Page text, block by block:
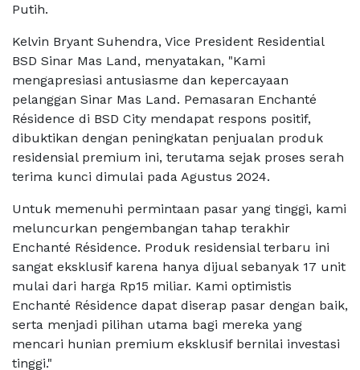
Putih.
Kelvin Bryant Suhendra, Vice President Residential
BSD Sinar Mas Land, menyatakan, "Kami
mengapresiasi antusiasme dan kepercayaan
pelanggan Sinar Mas Land. Pemasaran Enchanté
Résidence di BSD City mendapat respons positif,
dibuktikan dengan peningkatan penjualan produk
residensial premium ini, terutama sejak proses serah
terima kunci dimulai pada Agustus 2024.
Untuk memenuhi permintaan pasar yang tinggi, kami
meluncurkan pengembangan tahap terakhir
Enchanté Résidence. Produk residensial terbaru ini
sangat eksklusif karena hanya dijual sebanyak 17 unit
mulai dari harga Rp15 miliar. Kami optimistis
Enchanté Résidence dapat diserap pasar dengan baik,
serta menjadi pilihan utama bagi mereka yang
mencari hunian premium eksklusif bernilai investasi
tinggi."